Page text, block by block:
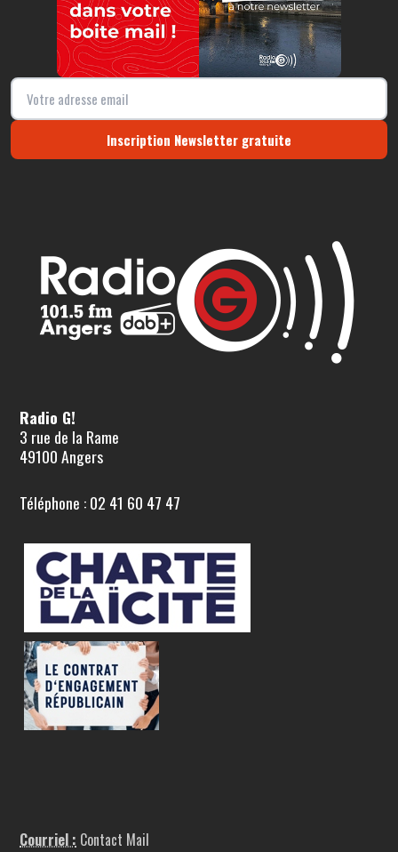
Inscription Newsletter gratuite
Radio G!
3 rue de la Rame
49100 Angers
Téléphone : 02 41 60 47 47
Courriel : Contact Mail